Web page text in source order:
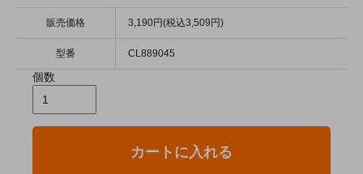
販売価格 3,190円(税込3,509円)
型番 CL889045
個数
カートに入れる